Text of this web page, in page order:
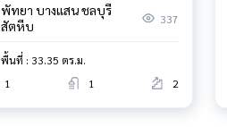
พัทยา บางแสน ชลบุรี
สัตหีบ
337
พื้นที่ : 33.35 ตร.ม.
1
1 2